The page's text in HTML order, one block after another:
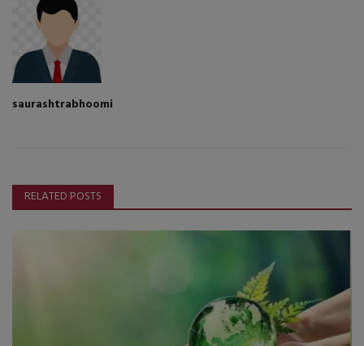
saurashtrabhoomi
RELATED POSTS